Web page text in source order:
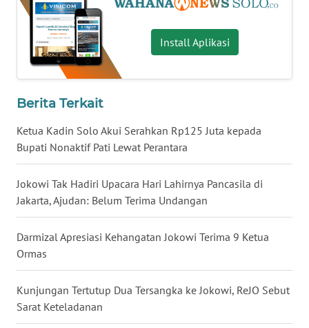
Install Aplikasi
Berita Terkait
Ketua Kadin Solo Akui Serahkan Rp125 Juta kepada
Bupati Nonaktif Pati Lewat Perantara
Jokowi Tak Hadiri Upacara Hari Lahirnya Pancasila di
Jakarta, Ajudan: Belum Terima Undangan
Darmizal Apresiasi Kehangatan Jokowi Terima 9 Ketua
Ormas
Kunjungan Tertutup Dua Tersangka ke Jokowi, ReJO Sebut
Sarat Keteladanan
BENGKULU
WN
LAMPUNG
WN
WN
NUSANTARA
WN
JOGJA
WN
JATIM
WN
BALI